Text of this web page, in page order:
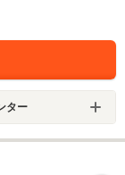
ター